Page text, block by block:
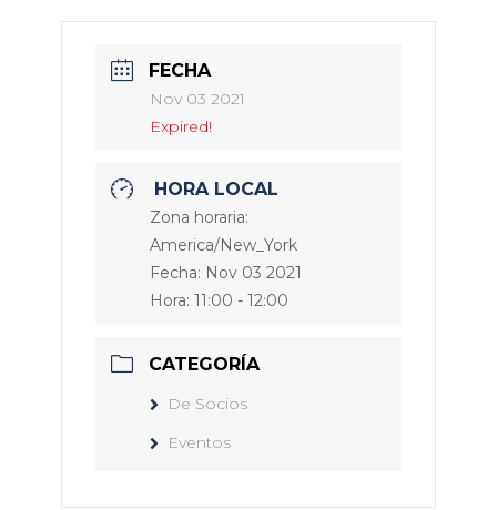
FECHA
Nov 03 2021
Expired!
HORA LOCAL
Zona horaria:
America/New_York
Fecha: Nov 03 2021
Hora: 11:00 - 12:00
CATEGORÍA
De Socios
Eventos